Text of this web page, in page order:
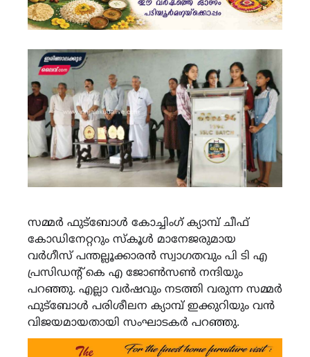
സമ്മർ ഫുട്ബോൾ കോച്ചിംഗ് ക്യാമ്പ് ചീഫ്
കോഡിനേറ്ററും സ്കൂൾ മാനേജരുമായ
വർഗീസ് പന്തല്ലൂക്കാരൻ സ്വാഗതവും പി ടി എ
പ്രസിഡൻ്റ് കെ എ ജോൺസൺ നന്ദിയും
പറഞ്ഞു. എല്ലാ വർഷവും നടത്തി വരുന്ന സമ്മർ
ഫുട്ബോൾ പരിശീലന ക്യാമ്പ് ഇക്കുറിയും വൻ
വിജയമായതായി സംഘാടകർ പറഞ്ഞു.